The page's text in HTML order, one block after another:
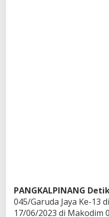
PANGKALPINANG
045/Garuda Jaya Ke-13
17/06/2023 di Makodim